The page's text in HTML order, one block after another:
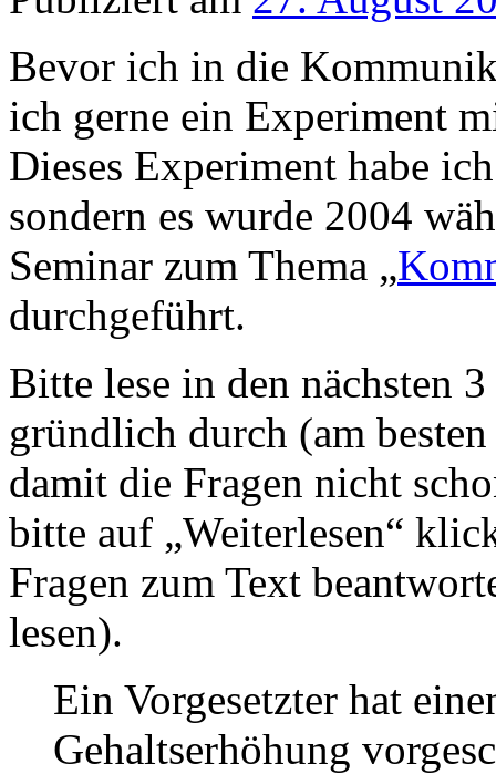
Bevor ich in die
ich gerne ein Experiment
Dieses Experiment habe
sondern es wurde 2004
Seminar zum Thema „
durchgeführt.
Bitte lese in den nächsten
gründlich durch (am
damit die Fragen nicht
bitte auf „Weiterlesen“
Fragen zum Text
lesen).
Ein Vorgesetzter hat
Gehaltserhöhung